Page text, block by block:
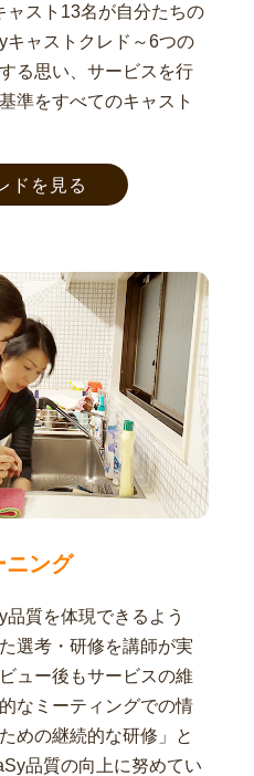
スト13名が自分たちの
キャストクレド～6つの
る思い、サービスを行
準をすべてのキャスト
ドを見る
ニング
質を体現できるよう
選考・研修を講師が実
ュー後もサービスの維
なミーティングでの情
めの継続的な研修」と
品質の向上に努めてい